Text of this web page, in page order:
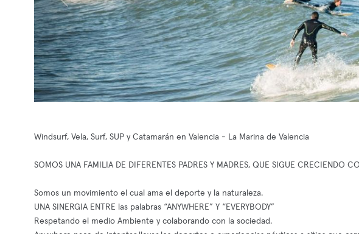
Windsurf, Vela, Surf, SUP y Catamarán en Valencia - La Marina de Valencia
SOMOS UNA FAMILIA DE DIFERENTES PADRES Y MADRES, QUE SIGUE CRECIENDO
Somos un movimiento el cual ama el deporte y la naturaleza.
UNA SINERGIA ENTRE las palabras “ANYWHERE” Y “EVERYBODY”
Respetando el medio Ambiente y colaborando con la sociedad.